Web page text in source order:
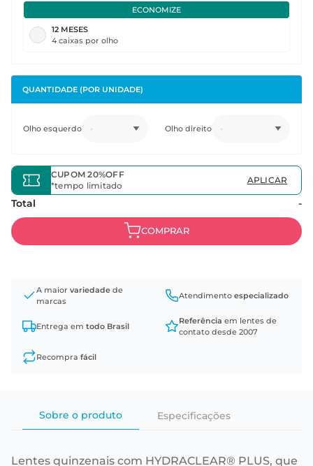
ECONOMIZE
12 MESES
4 caixas por olho
QUANTIDADE (POR UNIDADE)
Olho esquerdo - Olho direito -
CUPOM 20%OFF
*tempo limitado
APLICAR
Total -
A maior variedade de
marcas
Atendimento especializado
Entrega em todo Brasil
Referência em lentes de
contato desde 2007
Recompra fácil
Sobre o produto Especificações
Lentes quinzenais com HYDRACLEAR® PLUS, que